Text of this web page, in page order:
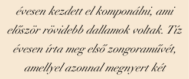
évesen kezdett el komponálni, ami
először rövidebb dallamok voltak. Tíz
évesen írta meg első zongoraművét,
amellyel azonnal megnyert két